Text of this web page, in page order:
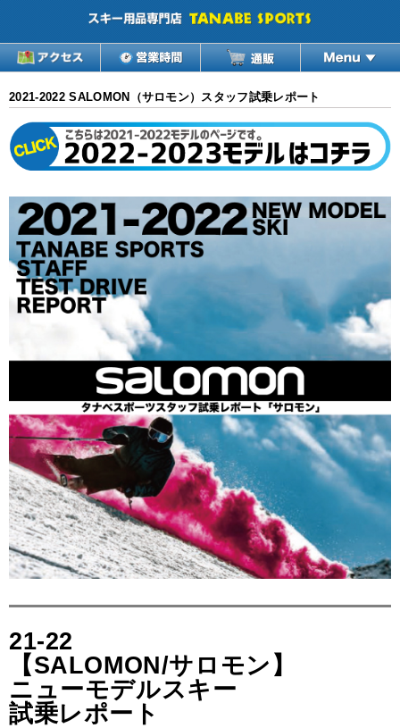
2021-2022 SALOMON（サロモン）スタッフ試乗レポート
21-22
【SALOMON/サロモン】
ニューモデルスキー
試乗レポート